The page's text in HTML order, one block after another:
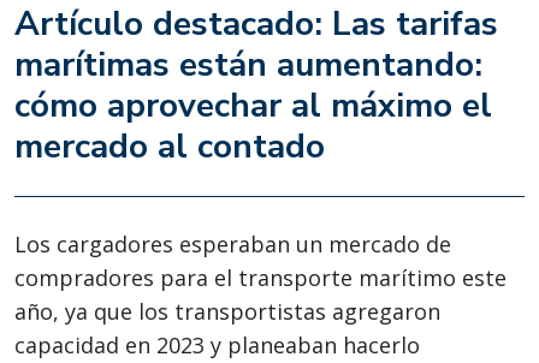
Artículo destacado: Las tarifas
marítimas están aumentando:
cómo aprovechar al máximo el
mercado al contado
Los cargadores esperaban un mercado de
compradores para el transporte marítimo este
año, ya que los transportistas agregaron
capacidad en 2023 y planeaban hacerlo